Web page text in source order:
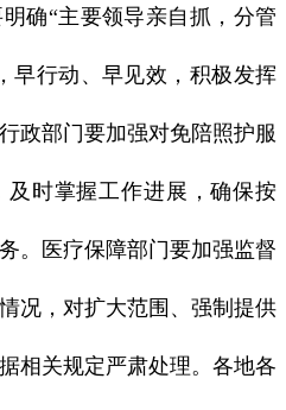
确“主要领导亲自抓，分管
早行动、早见效，积极发挥
政部门要加强对免陪照护服
时掌握工作进展，确保按
。医疗保障部门要加强监督
况，对扩大范围、强制提供
相关规定严肃处理。各地各